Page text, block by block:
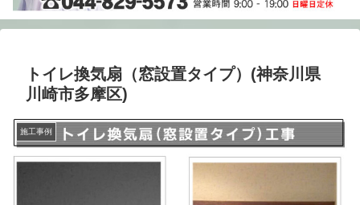
トイレ換気扇（窓設置タイプ）(神奈川県
川崎市多摩区)
施工事例